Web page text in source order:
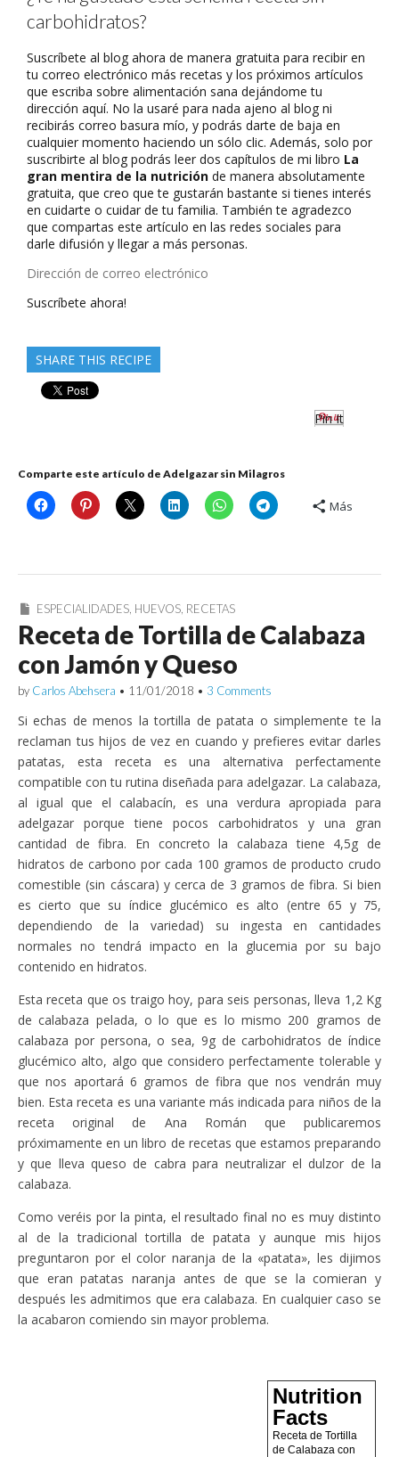
carbohidratos?
Suscríbete al blog ahora de manera gratuita para recibir en
tu correo electrónico más recetas y los próximos artículos
que escriba sobre alimentación sana dejándome tu
dirección aquí. No la usaré para nada ajeno al blog ni
recibirás correo basura mío, y podrás darte de baja en
cualquier momento haciendo un sólo clic. Además, solo por
suscribirte al blog podrás leer dos capítulos de mi libro La
gran mentira de la nutrición de manera absolutamente
gratuita, que creo que te gustarán bastante si tienes interés
en cuidarte o cuidar de tu familia. También te agradezco
que compartas este artículo en las redes sociales para
darle difusión y llegar a más personas.
Dirección
correo
Suscríbete ahora!
SHARE THIS RECIPE
Pin It
Comparte este artículo de Adelgazar sin Milagros
Más
ESPECIALIDADES, HUEVOS, RECETAS
Receta de Tortilla de Calabaza
con Jamón y Queso
by Carlos Abehsera • 11/01/2018 • 3 Comments
Si echas de menos la tortilla de patata o simplemente te la
reclaman tus hijos de vez en cuando y prefieres evitar darles
patatas, esta receta es una alternativa perfectamente
compatible con tu rutina diseñada para adelgazar. La calabaza,
al igual que el calabacín, es una verdura apropiada para
adelgazar porque tiene pocos carbohidratos y una gran
cantidad de fibra. En concreto la calabaza tiene 4,5g de
hidratos de carbono por cada 100 gramos de producto crudo
comestible (sin cáscara) y cerca de 3 gramos de fibra. Si bien
es cierto que su índice glucémico es alto (entre 65 y 75,
dependiendo de la variedad) su ingesta en cantidades
normales no tendrá impacto en la glucemia por su bajo
contenido en hidratos.
Esta receta que os traigo hoy, para seis personas, lleva 1,2 Kg
de calabaza pelada, o lo que es lo mismo 200 gramos de
calabaza por persona, o sea, 9g de carbohidratos de índice
glucémico alto, algo que considero perfectamente tolerable y
que nos aportará 6 gramos de fibra que nos vendrán muy
bien. Esta receta es una variante más indicada para niños de la
receta original de Ana Román que publicaremos
próximamente en un libro de recetas que estamos preparando
y que lleva queso de cabra para neutralizar el dulzor de la
calabaza.
Como veréis por la pinta, el resultado final no es muy distinto
al de la tradicional tortilla de patata y aunque mis hijos
preguntaron por el color naranja de la «patata», les dijimos
que eran patatas naranja antes de que se la comieran y
después les admitimos que era calabaza. En cualquier caso se
la acabaron comiendo sin mayor problema.
Nutrition
Facts
Receta de Tortilla
de Calabaza con